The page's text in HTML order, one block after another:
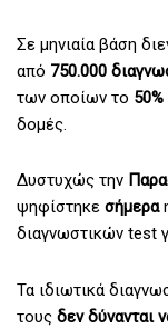
Σε μηνιαία βάση
από 750.000
των οποίων το
δομές.
Δυστυχώς την
ψηφίστηκε σήμερα
διαγνωστικών test
Τα ιδιωτικά
τους δεν δύνανται